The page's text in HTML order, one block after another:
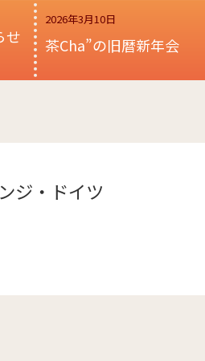
せ
2026年3月10日
茶Cha”の旧暦新年会
ジ・ ドイツ